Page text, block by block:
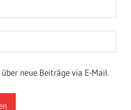
neue Beiträge via E-Mail.